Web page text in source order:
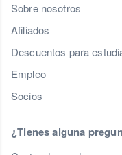
Sobre nosotros
Afiliados
Descuentos para
Empleo
Socios
¿Tienes alguna